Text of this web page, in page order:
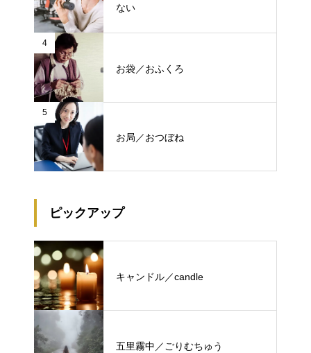
ない
4
お袋／おふくろ
5
お局／おつぼね
ピックアップ
キャンドル／candle
五里霧中／ごりむちゅう